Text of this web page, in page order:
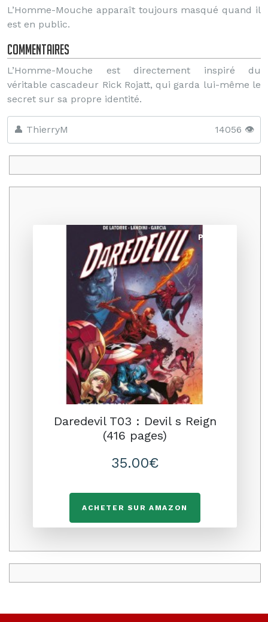
L’Homme-Mouche apparaît toujours masqué quand il
est en public.
Commentaires
L’Homme-Mouche est directement inspiré du
véritable cascadeur Rick Rojatt, qui garda lui-même le
secret sur sa propre identité.
👤 ThierryM 14056 👁️
Promo
Daredevil T03 : Devil s Reign
(416 pages)
35.00€
ACHETER SUR AMAZON